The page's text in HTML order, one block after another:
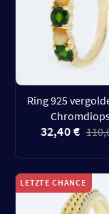
Ring 925
32,40 €
LETZTE CHANCE